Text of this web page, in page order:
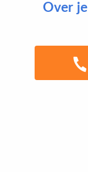
Over je